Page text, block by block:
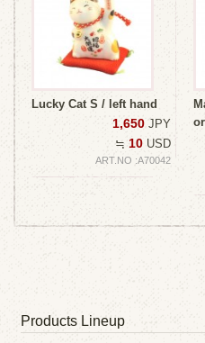
Lucky Cat S / left hand
1,650 JPY
≒ 10 USD
ART.NO :A70042
Products Lineup